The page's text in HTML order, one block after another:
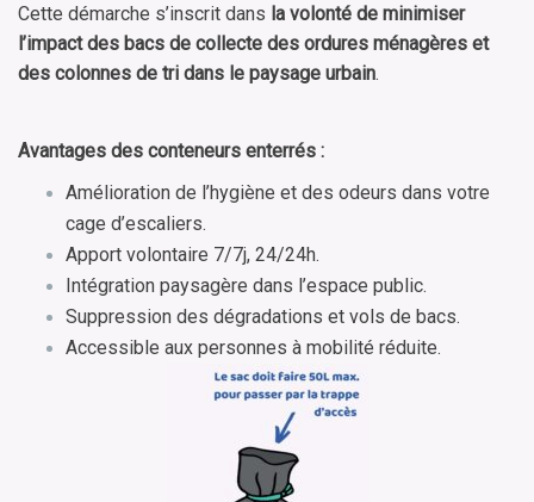
Cette démarche s’inscrit dans la volonté de minimiser
l’impact des bacs de collecte des ordures ménagères et
des colonnes de tri dans le paysage urbain.
Avantages des conteneurs enterrés :
Amélioration de l’hygiène et des odeurs dans votre
cage d’escaliers.
Apport volontaire 7/7j, 24/24h.
Intégration paysagère dans l’espace public.
Suppression des dégradations et vols de bacs.
Accessible aux personnes à mobilité réduite.